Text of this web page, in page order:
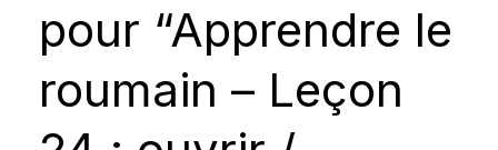
pour “Apprendre le
roumain – Leçon